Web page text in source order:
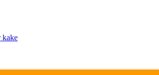
kake